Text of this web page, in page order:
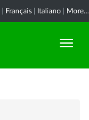
Français Italiano More...